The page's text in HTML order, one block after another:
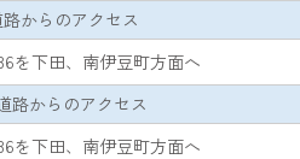
からのアクセス
を下田、南伊豆町方面へ
路からのアクセス
を下田、南伊豆町方面へ